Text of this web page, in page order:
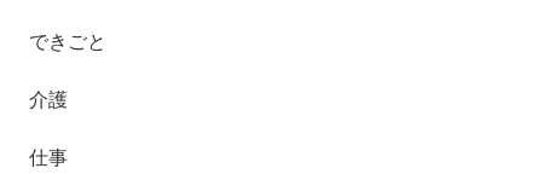
できごと
介護
仕事